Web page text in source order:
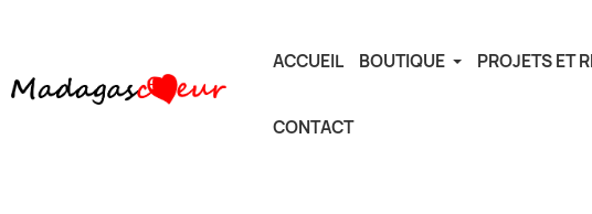
ACCUEIL BOUTIQUE PROJETS ET
CONTACT